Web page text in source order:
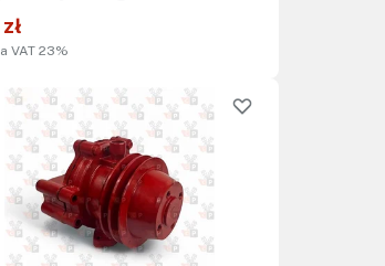
VAT 23%